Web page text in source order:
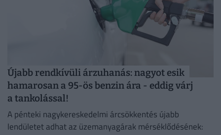
Újabb rendkívüli árzuhanás: nagyot esik
hamarosan a 95-ös benzin ára - eddig várj
a tankolással!
A pénteki nagykereskedelmi árcsökkentés újabb
lendületet adhat az üzemanyagárak mérséklődésének: